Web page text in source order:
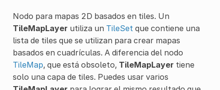
Nodo para mapas 2D basados en tiles. Un
TileMapLayer utiliza un TileSet que contiene una
lista de tiles que se utilizan para crear mapas
basados en cuadrículas. A diferencia del nodo
TileMap, que está obsoleto, TileMapLayer tiene
solo una capa de tiles. Puedes usar varios